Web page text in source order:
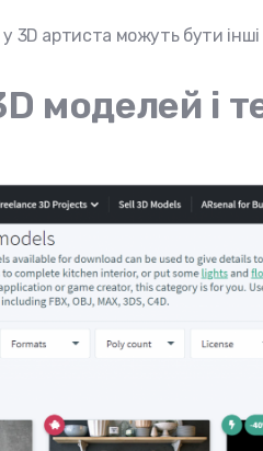
у 3D артиста можуть бути
моделей і